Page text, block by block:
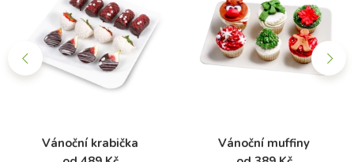
Vánoční krabička
Vánoční muffiny